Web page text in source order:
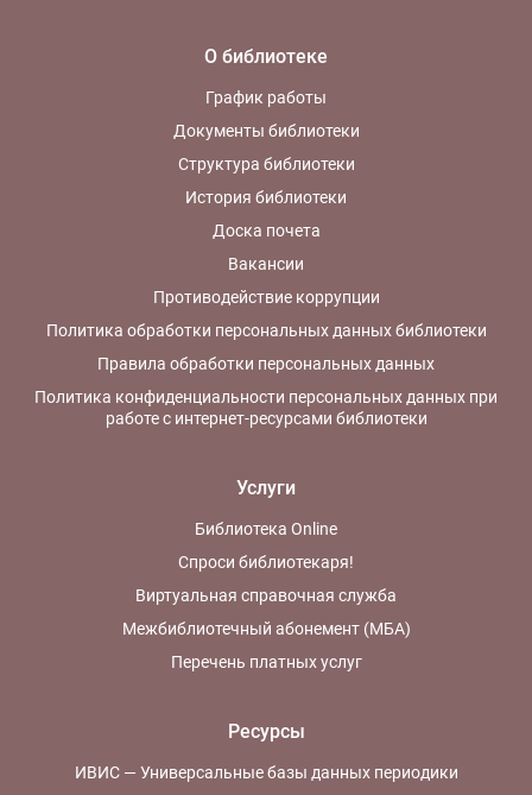
О библиотеке
График работы
Документы библиотеки
Структура библиотеки
История библиотеки
Доска почета
Вакансии
Противодействие коррупции
Политика обработки персональных данных библиотеки
Правила обработки персональных данных
Политика конфиденциальности персональных данных при
работе с интернет-ресурсами библиотеки
Услуги
Библиотека Online
Спроси библиотекаря!
Виртуальная справочная служба
Межбиблиотечный абонемент (МБА)
Перечень платных услуг
Ресурсы
ИВИС — Универсальные базы данных периодики